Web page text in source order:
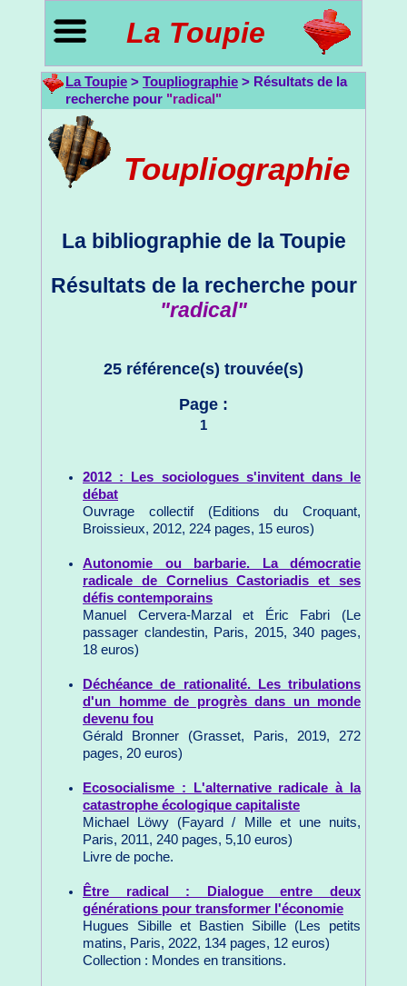
La Toupie
La Toupie > Toupliographie > Résultats de la
recherche pour "radical"
Toupliographie
La bibliographie de la Toupie
Résultats de la recherche pour
"radical"
25 référence(s) trouvée(s)
Page :
1
2012 : Les sociologues s'invitent dans le
débat
Ouvrage collectif (Editions du Croquant,
Broissieux, 2012, 224 pages, 15 euros)
Autonomie ou barbarie. La démocratie
radicale de Cornelius Castoriadis et ses
défis contemporains
Manuel Cervera-Marzal et Éric Fabri (Le
passager clandestin, Paris, 2015, 340 pages,
18 euros)
Déchéance de rationalité. Les tribulations
d'un homme de progrès dans un monde
devenu fou
Gérald Bronner (Grasset, Paris, 2019, 272
pages, 20 euros)
Ecosocialisme : L'alternative radicale à la
catastrophe écologique capitaliste
Michael Löwy (Fayard / Mille et une nuits,
Paris, 2011, 240 pages, 5,10 euros)
Livre de poche.
Être radical : Dialogue entre deux
générations pour transformer l'économie
Hugues Sibille et Bastien Sibille (Les petits
matins, Paris, 2022, 134 pages, 12 euros)
Collection : Mondes en transitions.